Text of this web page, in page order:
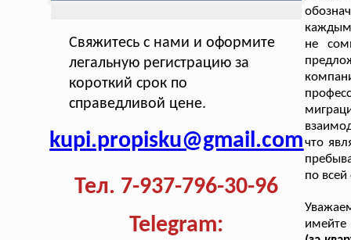
Свяжитесь с нами и оформите
легальную регистрацию за
короткий срок по
справедливой цене.
kupi.propisku@gmail.com
Тел. 7-937-796-30-96
Telegram:
каждым
не
что
по
имейте